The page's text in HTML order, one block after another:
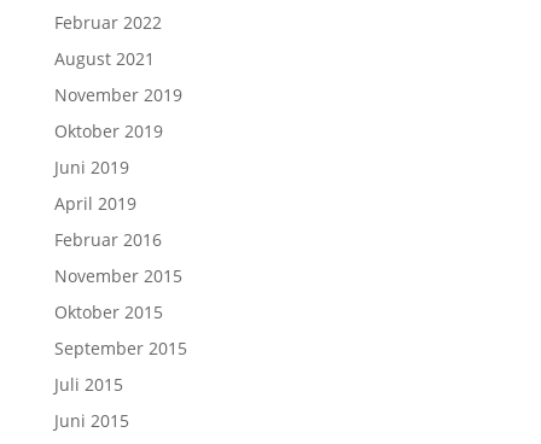
Februar 2022
August 2021
November 2019
Oktober 2019
Juni 2019
April 2019
Februar 2016
November 2015
Oktober 2015
September 2015
Juli 2015
Juni 2015